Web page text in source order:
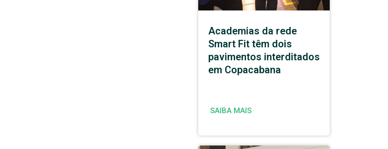
Academias da rede
Smart Fit têm dois
pavimentos interditados
em Copacabana
SAIBA MAIS